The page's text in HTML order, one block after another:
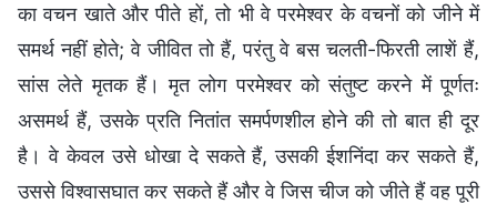
का वचन खाते और पीते हों, तो भी वे परमेश्वर के वचनों को जीने में
समर्थ नहीं होते; वे जीवित तो हैं, परंतु वे बस चलती-फिरती लाशें हैं,
सांस लेते मृतक हैं। मृत लोग परमेश्वर को संतुष्ट करने में पूर्णतः
असमर्थ हैं, उसके प्रति नितांत समर्पणशील होने की तो बात ही दूर
है। वे केवल उसे धोखा दे सकते हैं, उसकी ईशनिंदा कर सकते हैं,
उससे विश्वासघात कर सकते हैं और वे जिस चीज को जीते हैं वह पूरी